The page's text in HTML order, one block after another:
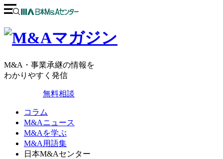
M&A・事業承継の情報を
わかりやすく発信
無料相談
コラム
M&Aニュース
M&Aを学ぶ
M&A用語集
日本M&Aセンター